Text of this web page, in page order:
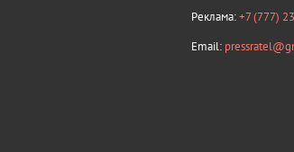
Реклама:+7 (777)
Email: